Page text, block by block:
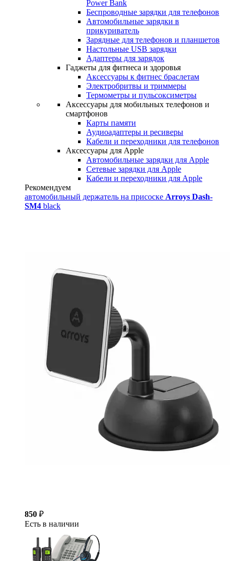
Power Bank
Беспроводные зарядки для телефонов
Автомобильные зарядки в
прикуриватель
Зарядные для телефонов и планшетов
Настольные USB зарядки
Адаптеры для зарядок
Гаджеты для фитнеса и здоровья
Аксессуары к фитнес браслетам
Электробритвы и триммеры
Термометры и пульсоксиметры
Аксессуары для мобильных телефонов и
смартфонов
Карты памяти
Аудиоадаптеры и ресиверы
Кабели и переходники для телефонов
Аксессуары для Apple
Автомобильные зарядки для Apple
Сетевые зарядки для Apple
Кабели и переходники для Apple
Рекомендуем
автомобильный держатель на присоске Arroys Dash-
SM4 black
850 ₽
Есть в наличии